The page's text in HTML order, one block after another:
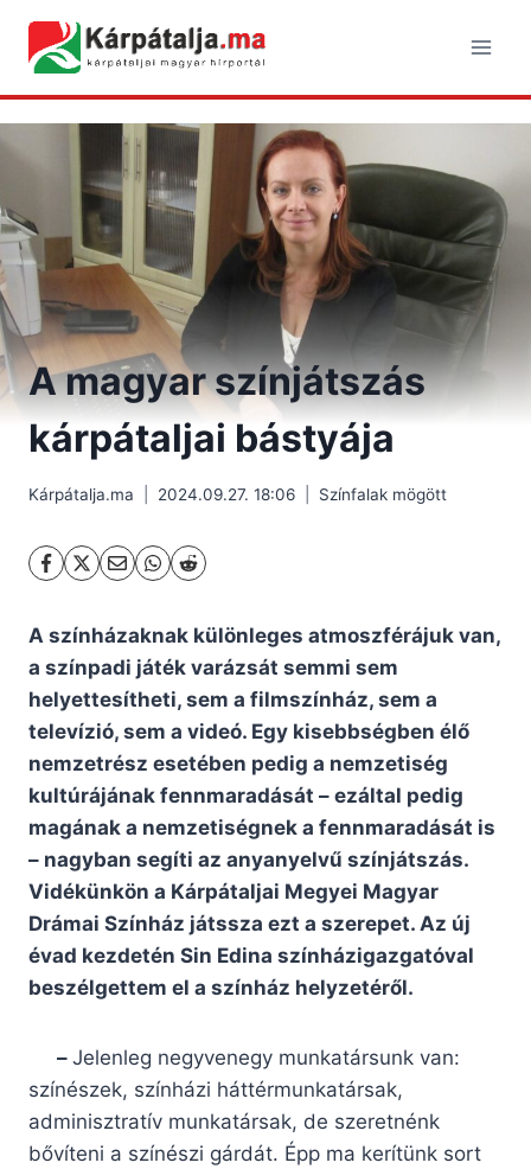
content
A magyar színjátszás
kárpátaljai bástyája
Kárpátalja.ma 2024.09.27. 18:06 Színfalak mögött
A színházaknak különleges atmoszférájuk van,
a színpadi játék varázsát semmi sem
helyettesítheti, sem a filmszínház, sem a
televízió, sem a videó. Egy kisebbségben élő
nemzetrész esetében pedig a nemzetiség
kultúrájának fennmaradását – ezáltal pedig
magának a nemzetiségnek a fennmaradását is
– nagyban segíti az anyanyelvű színjátszás.
Vidékünkön a Kárpátaljai Megyei Magyar
Drámai Színház játssza ezt a szerepet. Az új
évad kezdetén Sin Edina színházigazgatóval
beszélgettem el a színház helyzetéről.
– Jelenleg negyvenegy munkatársunk van:
színészek, színházi háttérmunkatársak,
adminisztratív munkatársak, de szeretnénk
bővíteni a színészi gárdát. Épp ma kerítünk sort